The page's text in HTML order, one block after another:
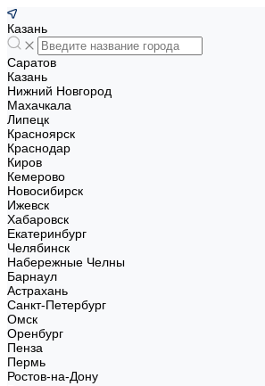
Казань
Саратов
Казань
Нижний Новгород
Махачкала
Липецк
Красноярск
Краснодар
Киров
Кемерово
Новосибирск
Ижевск
Хабаровск
Екатеринбург
Челябинск
Набережные Челны
Барнаул
Астрахань
Санкт-Петербург
Омск
Оренбург
Пенза
Пермь
Ростов-на-Дону